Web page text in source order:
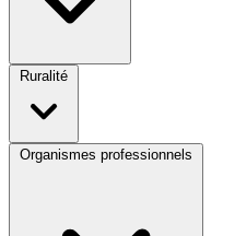
Ruralité
Organismes professionnels